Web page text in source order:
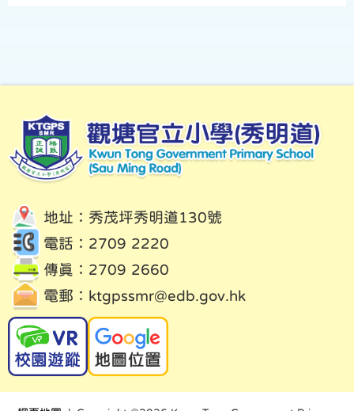
地址：秀茂坪秀明道130號
電話：2709 2220
傳真：2709 2660
電郵： ktgpssmr@edb.gov.hk